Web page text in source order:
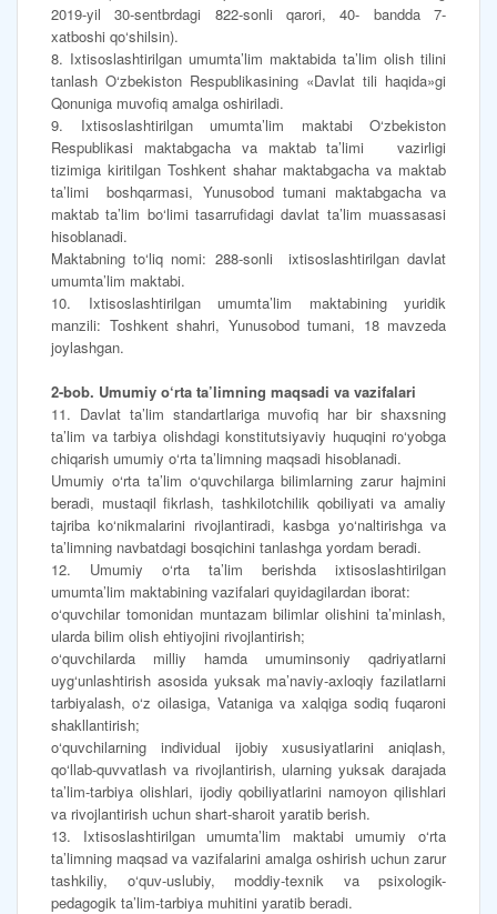
2019-yil 30-sentbrdagi 822-sonli qarori, 40- bandda 7-
xatboshi qo‘shilsin).
8. Ixtisoslashtirilgan umumta’lim maktabida ta’lim olish tilini
tanlash O‘zbekiston Respublikasining «Davlat tili haqida»gi
Qonuniga muvofiq amalga oshiriladi.
9. Ixtisoslashtirilgan umumta’lim maktabi O‘zbekiston
Respublikasi maktabgacha va maktab ta’limi vazirligi
tizimiga kiritilgan Toshkent shahar maktabgacha va maktab
ta’limi boshqarmasi, Yunusobod tumani maktabgacha va
maktab ta’lim bo‘limi tasarrufidagi davlat ta’lim muassasasi
hisoblanadi.
Maktabning to‘liq nomi: 288-sonli ixtisoslashtirilgan davlat
umumta’lim maktabi.
10. Ixtisoslashtirilgan umumta’lim maktabining yuridik
manzili: Toshkent shahri, Yunusobod tumani, 18 mavzeda
joylashgan.
2-bob. Umumiy o‘rta ta’limning maqsadi va vazifalari
11. Davlat ta’lim standartlariga muvofiq har bir shaxsning
ta’lim va tarbiya olishdagi konstitutsiyaviy huquqini ro‘yobga
chiqarish umumiy o‘rta ta’limning maqsadi hisoblanadi.
Umumiy o‘rta ta’lim o‘quvchilarga bilimlarning zarur hajmini
beradi, mustaqil fikrlash, tashkilotchilik qobiliyati va amaliy
tajriba ko‘nikmalarini rivojlantiradi, kasbga yo‘naltirishga va
ta’limning navbatdagi bosqichini tanlashga yordam beradi.
12. Umumiy o‘rta ta’lim berishda ixtisoslashtirilgan
umumta’lim maktabining vazifalari quyidagilardan iborat:
o‘quvchilar tomonidan muntazam bilimlar olishini ta’minlash,
ularda bilim olish ehtiyojini rivojlantirish;
o‘quvchilarda milliy hamda umuminsoniy qadriyatlarni
uyg‘unlashtirish asosida yuksak ma’naviy-axloqiy fazilatlarni
tarbiyalash, o‘z oilasiga, Vataniga va xalqiga sodiq fuqaroni
shakllantirish;
o‘quvchilarning individual ijobiy xususiyatlarini aniqlash,
qo‘llab-quvvatlash va rivojlantirish, ularning yuksak darajada
ta’lim-tarbiya olishlari, ijodiy qobiliyatlarini namoyon qilishlari
va rivojlantirish uchun shart-sharoit yaratib berish.
13. Ixtisoslashtirilgan umumta’lim maktabi umumiy o‘rta
ta’limning maqsad va vazifalarini amalga oshirish uchun zarur
tashkiliy, o‘quv-uslubiy, moddiy-texnik va psixologik-
pedagogik ta’lim-tarbiya muhitini yaratib beradi.